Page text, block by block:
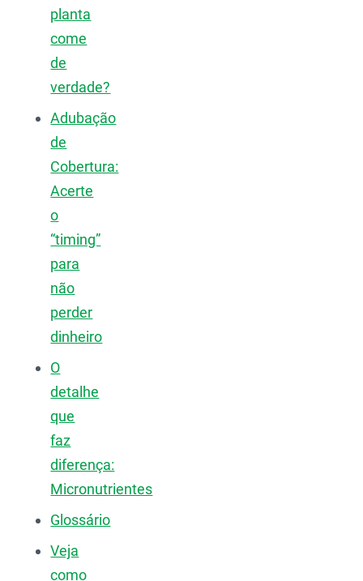
planta
come
de
verdade?
Adubação
de
Cobertura:
Acerte
o
“timing”
para
não
perder
dinheiro
O
detalhe
que
faz
diferença:
Micronutrientes
Glossário
Veja
como